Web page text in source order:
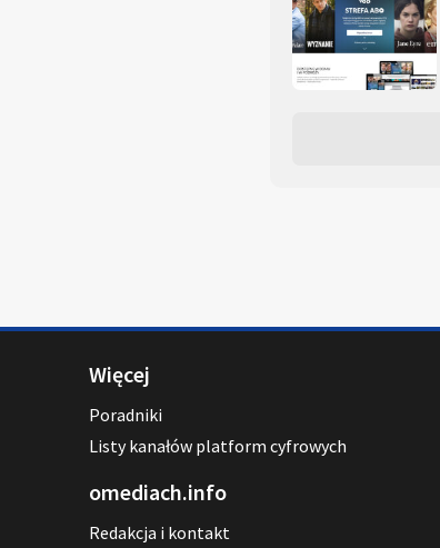
Więcej
Poradniki
Listy kanałów platform cyfrowych
omediach.info
Redakcja i kontakt